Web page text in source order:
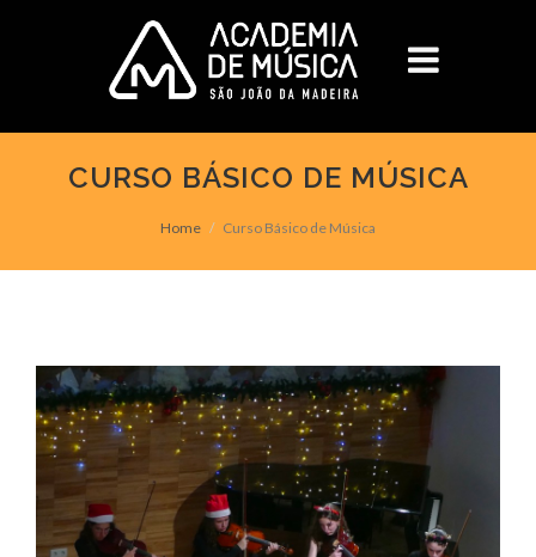
CURSO BÁSICO DE MÚSICA
Home Curso Básico de Música